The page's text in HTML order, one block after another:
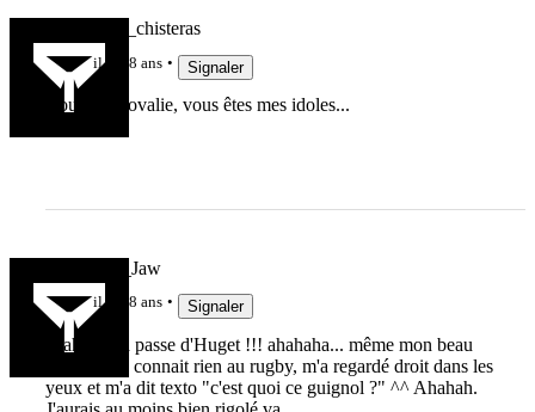
jeanmichel_chisteras
il y a 8 ans Signaler
Boucherie ovalie, vous êtes mes idoles...
Uruk_Hai_Jaw
il y a 8 ans Signaler
ahahaha, la passe d'Huget !!! ahahaha... même mon beau
père qui ne connait rien au rugby, m'a regardé droit dans les
yeux et m'a dit texto "c'est quoi ce guignol ?" ^^ Ahahah.